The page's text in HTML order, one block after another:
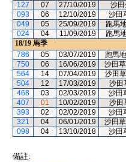
127
07 27/10/2019 沙
093
06 12/10/2019 沙田
049
05 25/09/2019 跑馬
024
04 11/09/2019 跑馬
18/19 馬季
786
05 03/07/2019 跑馬
750
06 16/06/2019 沙田
564
14 07/04/2019 沙田
504
12 17/03/2019 沙田
468
03 02/03/2019 沙田
407
01 10/02/2019 沙田
393
02 02/02/2019 沙田
321
04 06/01/2019 沙田
098
04 13/10/2018 沙田
備註: